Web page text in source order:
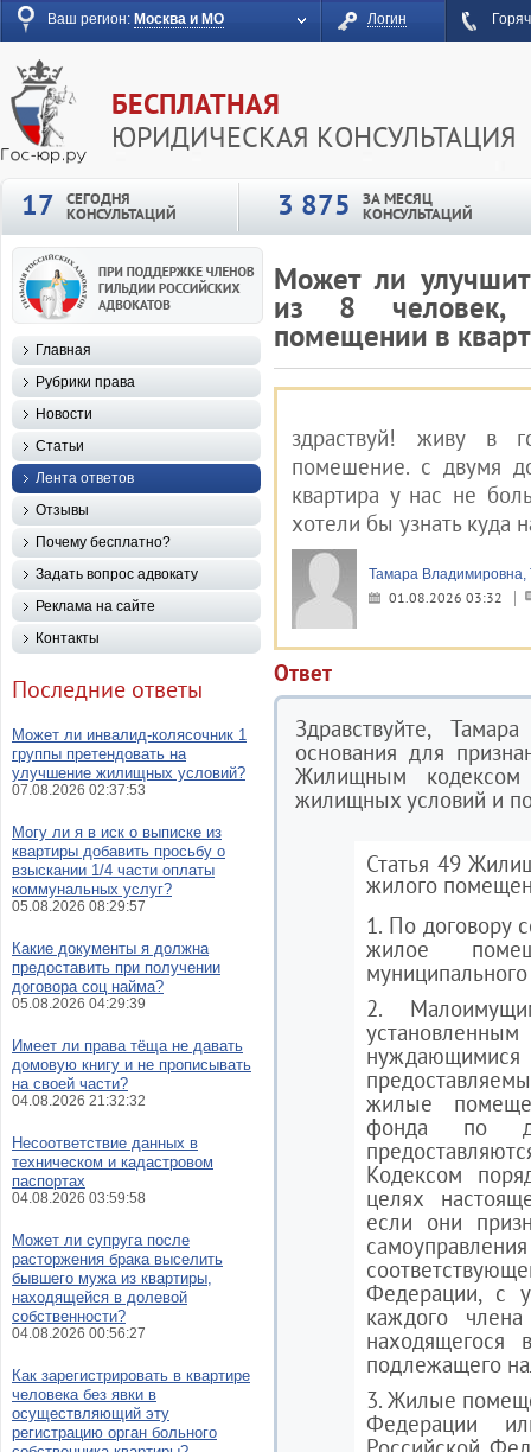
Ваш регион: Москва и МО Логин
БЕСПЛАТНАЯ
ЮРИДИЧЕСКАЯ КОНСУЛЬТАЦИЯ
17
СЕГОДНЯ
КОНСУЛЬТАЦИЙ 3 875 ЗА МЕСЯЦ
КОНСУЛЬТАЦИЙ
Может ли
из 8 человек,
помещении в
здраствуй! живу в
помешение. с двумя
квартира у нас не
хотели бы узнать куда
Тамара Владимировна,
01.08.2026 03:32
Ответ
Здравствуйте,
основания для
Жилищным
жилищных условий и
Статья 49
жилого
1. По договору
жилое
2.
жилые
фонда по
Кодексом
целях
если они
Федерации, с
каждого
находящегося
подлежащего
3. Жилые
Федерации
Главная
Рубрики права
Новости
Статьи
Лента ответов
Отзывы
Почему бесплатно?
Задать вопрос адвокату
Реклама на сайте
Контакты
Последние ответы
Может ли инвалид-колясочник 1
группы претендовать на
улучшение жилищных условий?
07.08.2026 02:37:53
Могу ли я в иск о выписке из
квартиры добавить просьбу о
взыскании 1/4 части оплаты
коммунальных услуг?
05.08.2026 08:29:57
Какие документы я должна
предоставить при получении
договора соц найма?
05.08.2026 04:29:39
Имеет ли права тёща не давать
домовую книгу и не прописывать
на своей части?
04.08.2026 21:32:32
Несоответствие данных в
техническом и кадастровом
паспортах
04.08.2026 03:59:58
Может ли супруга после
расторжения брака выселить
бывшего мужа из квартиры,
находящейся в долевой
собственности?
04.08.2026 00:56:27
Как зарегистрировать в квартире
человека без явки в
осуществляющий эту
регистрацию орган больного